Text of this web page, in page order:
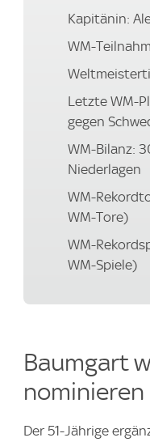
Kapitänin:
WM-
Letzte WM-
gegen
WM-Bilanz:
Niederlagen
WM-
WM-Tore)
WM-
WM-Spiele)
Baumgart
nominieren
Der 51-Jährige